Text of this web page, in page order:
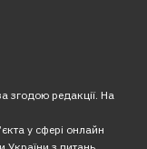
згодою редакції. На
у сфері онлайн